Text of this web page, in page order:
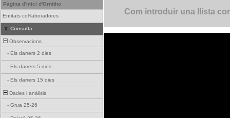
Pàgina d'inici d'Ornitho
Entitats col·laboradores
Consulta
Observacions
- Els darrers 2 dies
- Els darrers 5 dies
- Els darrers 15 dies
Dades i anàlisis
- Grua 25-26
Com introduir una llista